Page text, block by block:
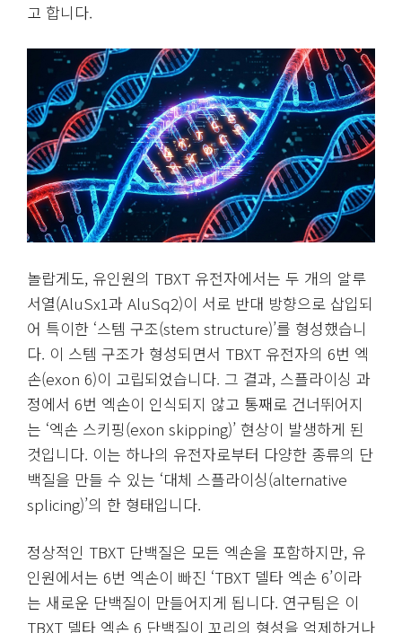
고 합니다.
놀랍게도, 유인원의 TBXT 유전자에서는 두 개의 알루
서열(AluSx1과 AluSq2)이 서로 반대 방향으로 삽입되
어 특이한 ‘스템 구조(stem structure)’를 형성했습니
다. 이 스템 구조가 형성되면서 TBXT 유전자의 6번 엑
손(exon 6)이 고립되었습니다. 그 결과, 스플라이싱 과
정에서 6번 엑손이 인식되지 않고 통째로 건너뛰어지
는 ‘엑손 스키핑(exon skipping)’ 현상이 발생하게 된
것입니다. 이는 하나의 유전자로부터 다양한 종류의 단
백질을 만들 수 있는 ‘대체 스플라이싱(alternative
splicing)’의 한 형태입니다.
정상적인 TBXT 단백질은 모든 엑손을 포함하지만, 유
인원에서는 6번 엑손이 빠진 ‘TBXT 델타 엑손 6’이라
는 새로운 단백질이 만들어지게 됩니다. 연구팀은 이
TBXT 델타 엑손 6 단백질이 꼬리의 형성을 억제하거나